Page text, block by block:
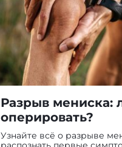
Разрыв мениска:
оперировать?
Узнайте всё о разрыве